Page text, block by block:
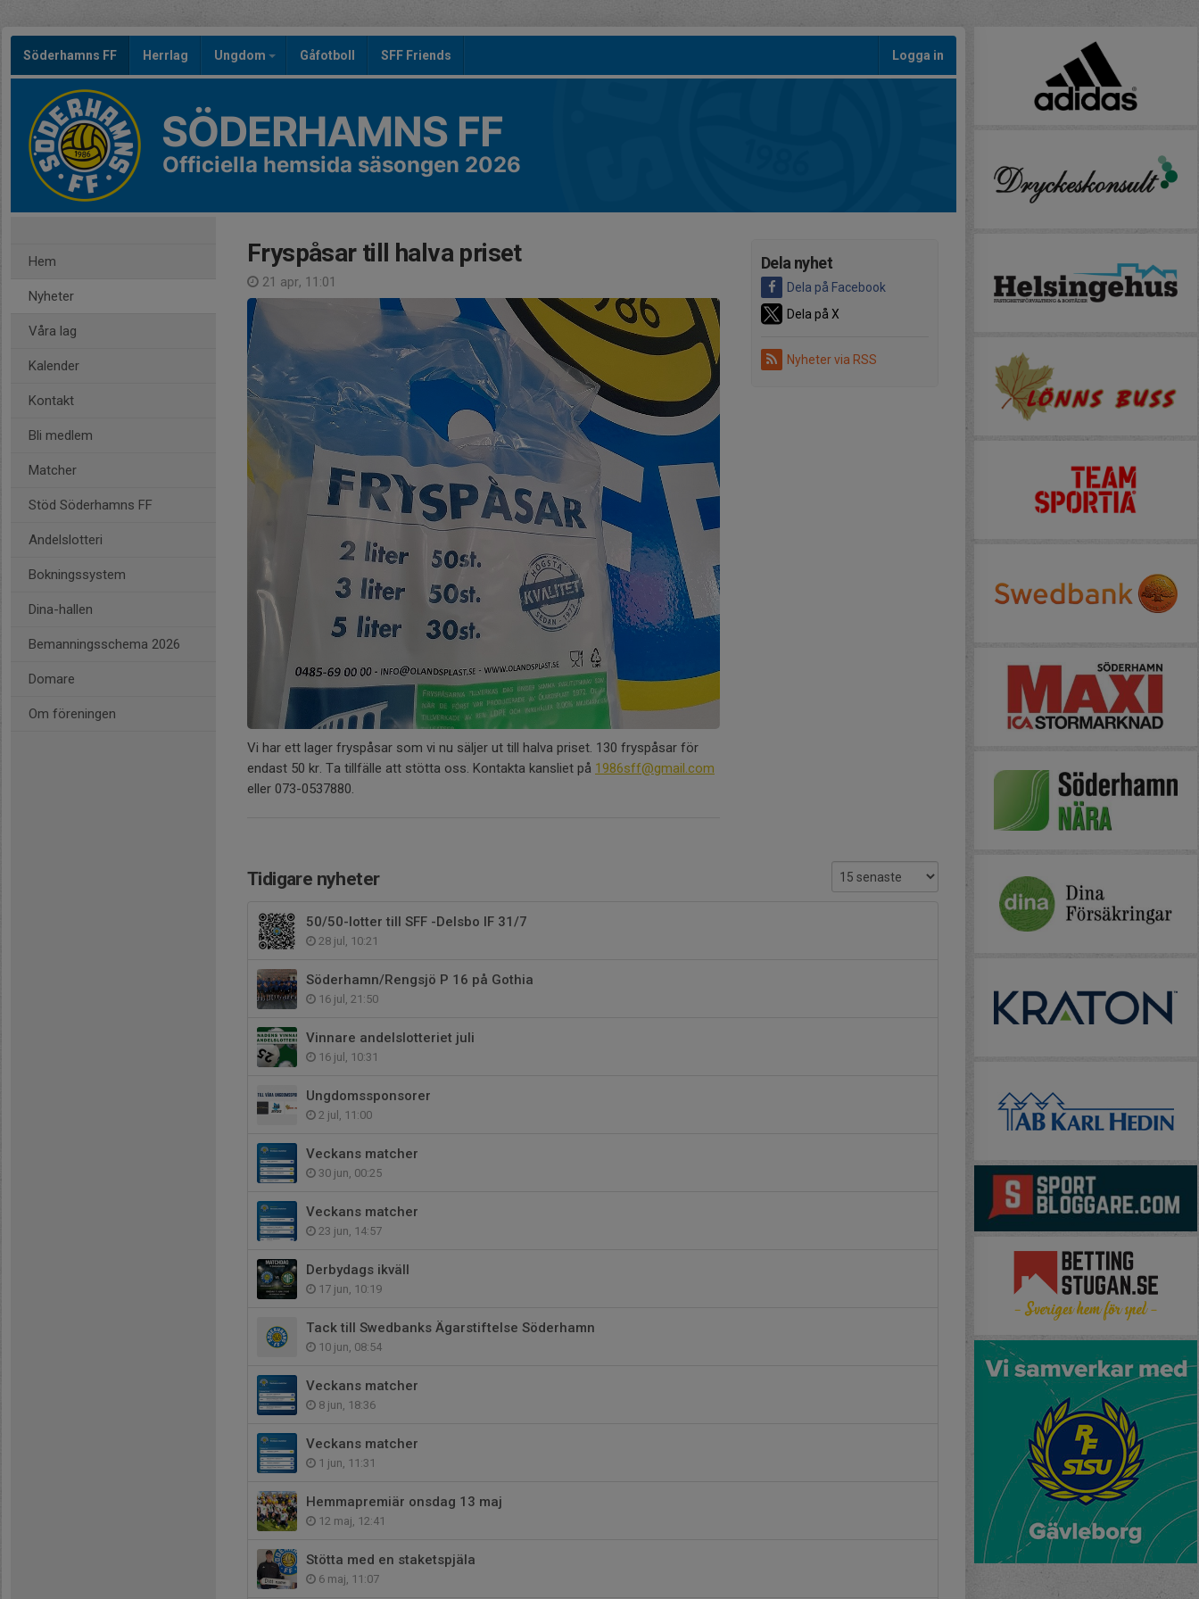
Söderhamns FF Herrlag Ungdom Gåfotboll SFF Friends Logga in
SÖDERHAMNS FF
Officiella hemsida säsongen 2026
Hem
Nyheter
Våra lag
Kalender
Kontakt
Bli medlem
Matcher
Stöd Söderhamns FF
Andelslotteri
Bokningssystem
Dina-hallen
Bemanningsschema 2026
Domare
Om föreningen
Dela nyhet
Dela på Facebook
Dela på X
Nyheter via RSS
Fryspåsar till halva priset
21 apr, 11:01
Vi har ett lager fryspåsar som vi nu säljer ut till halva priset. 130 fryspåsar för
endast 50 kr. Ta tillfälle att stötta oss. Kontakta kansliet på 1986sff@gmail.com
eller 073-0537880.
Tidigare nyheter
50/50-lotter till SFF -Delsbo IF 31/7
28 jul, 10:21
Söderhamn/Rengsjö P 16 på Gothia
16 jul, 21:50
Vinnare andelslotteriet juli
16 jul, 10:31
Ungdomssponsorer
2 jul, 11:00
Veckans matcher
30 jun, 00:25
Veckans matcher
23 jun, 14:57
Derbydags ikväll
17 jun, 10:19
Tack till Swedbanks Ägarstiftelse Söderhamn
10 jun, 08:54
Veckans matcher
8 jun, 18:36
Veckans matcher
1 jun, 11:31
Hemmapremiär onsdag 13 maj
12 maj, 12:41
Stötta med en staketspjäla
6 maj, 11:07